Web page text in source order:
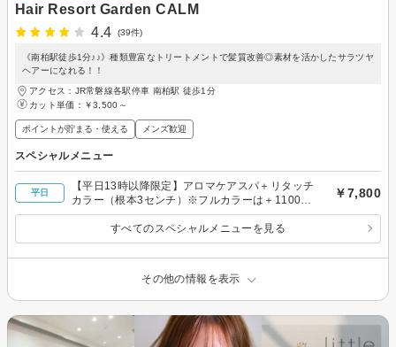
Hair Resort Garden CALM
4.4
(39件)
《南柏駅徒歩1分♪♪》種類豊富なトリートメントで髪質改善◎素材を活かしたサラツヤ
ヘアーになれる！！
アクセス：JR常磐線各駅停車 南柏駅 徒歩1分
カット単価： ￥3,500～
ポイントが貯まる・使える メンズ歓迎
スペシャルメニュー
平日
【平日13時以降限定】アロマケアスパ＋リタッチ
カラー（根本3センチ）※フルカラーは＋1100
円
￥7,800
すべてのスペシャルメニューを見る
その他の情報を表示